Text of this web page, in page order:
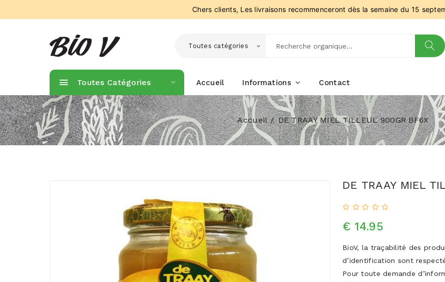
Chers clients, Les livraisons recommenceront dès la semaine du 15
Toutes catégories
Toutes Catégories Accueil Informations Contact
Accueil DE TRAAY MIEL TILLEUL 900GR BF6X
DE TRAAY MIEL
€ 14.95
BioV, la traçabilité des
d’identification sont
Pour toute demande